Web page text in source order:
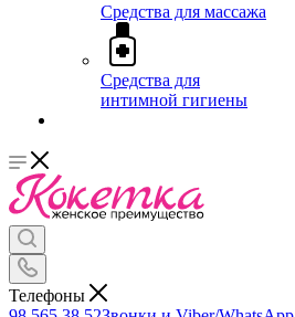
Средства для массажа
Средства для
интимной гигиены
Телефоны